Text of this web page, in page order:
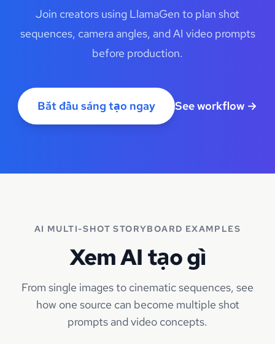
Join creators using LlamaGen to plan shot
sequences, camera angles, and AI video prompts
before production.
Bắt đầu sáng tạo ngay See workflow →
AI MULTI-SHOT STORYBOARD EXAMPLES
Xem AI tạo gì
From single images to cinematic sequences, see
how one source can become multiple shot
prompts and video concepts.